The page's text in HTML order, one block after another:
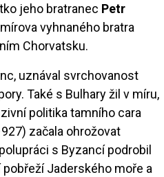
jeho bratranec Petr
vyhnaného bratra
Chorvatsku.
uznával svrchovanost
Také s Bulhary žil v míru,
politika tamního cara
začala ohrožovat
s Byzancí podrobil
Jaderského moře a